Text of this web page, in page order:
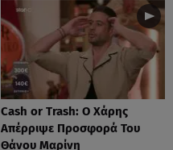
Cash or Trash: Ο Χάρης
Απέρριψε Προσφορά Του
Θάνου Μαρίνη